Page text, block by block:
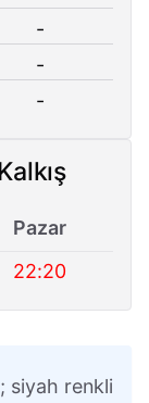
-
-
-
Pazar
22:20
siyah renkli